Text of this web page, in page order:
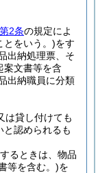
第2条の規定によ
とをいう。)をす
出納処理票、そ
案文書等を含
出納職員に分類
は貸し付けても
認められるも
るときは、物品
等を含む。)を